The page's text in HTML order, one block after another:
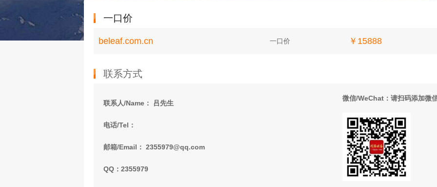
一口价
beleaf.com.cn 一口价 ￥15888
联系方式
联系人/Name： 吕先生
电话/Tel：
邮箱/Email： 2355979@qq.com
QQ：2355979
微信/WeChat：请扫码添加微